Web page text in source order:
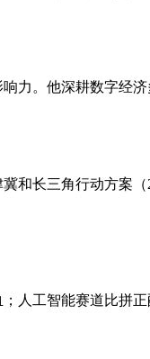
力。他深耕数字经
长三角行动方案
人工智能赛道比拼